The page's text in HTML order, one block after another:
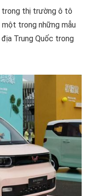
trong thị trường ô tô
một trong những mẫu
Trung Quốc trong